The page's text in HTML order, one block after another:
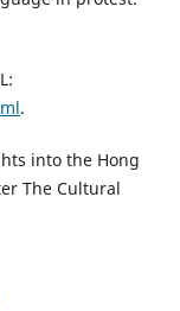
.
into the Hong
The Cultural